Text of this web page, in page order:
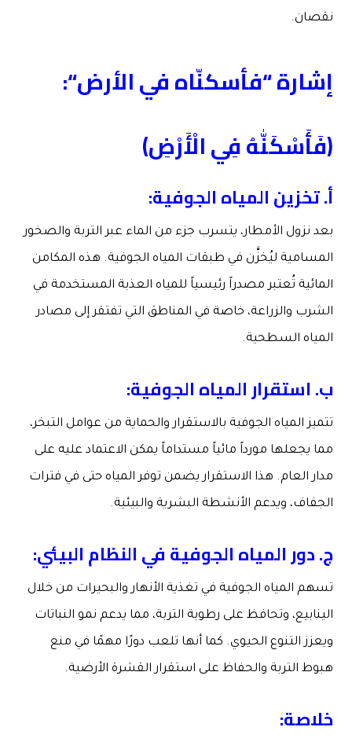
نقصان.
إشارة“فأسكنّاه في الأرض“:
﴿فَأَسْكَنّٰهُ فِي الْأَرْضِ﴾
أ.تخزين المياه الجوفية:
بعد نزول الأمطار، يتسرب جزء من الماء عبر التربة والصخور
المسامية ليُخزَّن في طبقات المياه الجوفية. هذه المكامن
المائية تُعتبر مصدراً رئيسياً للمياه العذبة المستخدمة في
الشرب والزراعة، خاصة في المناطق التي تفتقر إلى مصادر
المياه السطحية.
ب.استقرار المياه الجوفية:
تتميز المياه الجوفية بالاستقرار والحماية من عوامل التبخر،
مما يجعلها مورداً مائياً مستداماً يمكن الاعتماد عليه على
مدار العام. هذا الاستقرار يضمن توفر المياه حتى في فترات
الجفاف، ويدعم الأنشطة البشرية والبيئية.
ج.دور المياه الجوفية في النظام البيئي:
تسهم المياه الجوفية في تغذية الأنهار والبحيرات من خلال
الينابيع، وتحافظ على رطوبة التربة، مما يدعم نمو النباتات
ويعزز التنوع الحيوي. كما أنها تلعب دورًا مهمًا في منع
هبوط التربة والحفاظ على استقرار القشرة الأرضية.
خلاصة: